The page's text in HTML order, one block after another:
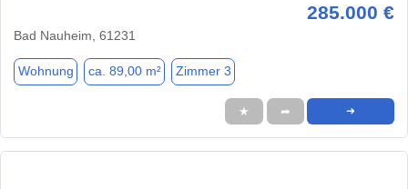
285.000 €
Bad Nauheim, 61231
Wohnung ca. 89,00 m² Zimmer 3
★ ➦ ➜